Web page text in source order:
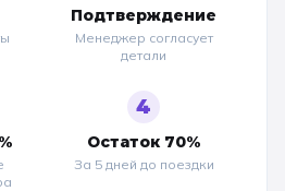
Подтверждение
Менеджер согласует
детали
4
Остаток 70%
За 5 дней до поездки